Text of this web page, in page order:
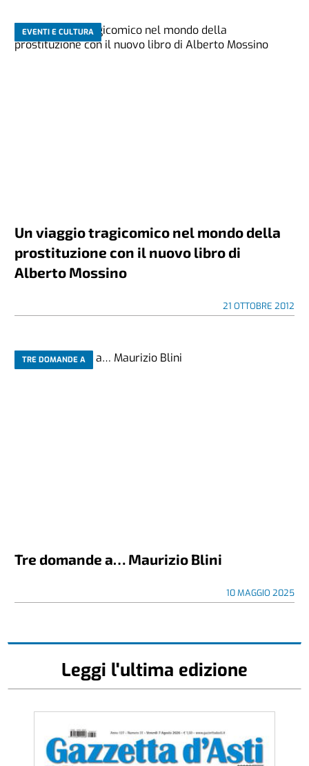
EVENTI E CULTURA
Un viaggio tragicomico nel mondo della
prostituzione con il nuovo libro di
Alberto Mossino
21 OTTOBRE 2012
TRE DOMANDE A
Tre domande a… Maurizio Blini
10 MAGGIO 2025
Leggi l'ultima edizione